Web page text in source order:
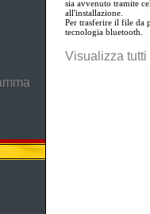
sia avvenuto tramite
all'installazione.
Per trasferire il file da
tecnologia bluetooth.
Visualizza tutti